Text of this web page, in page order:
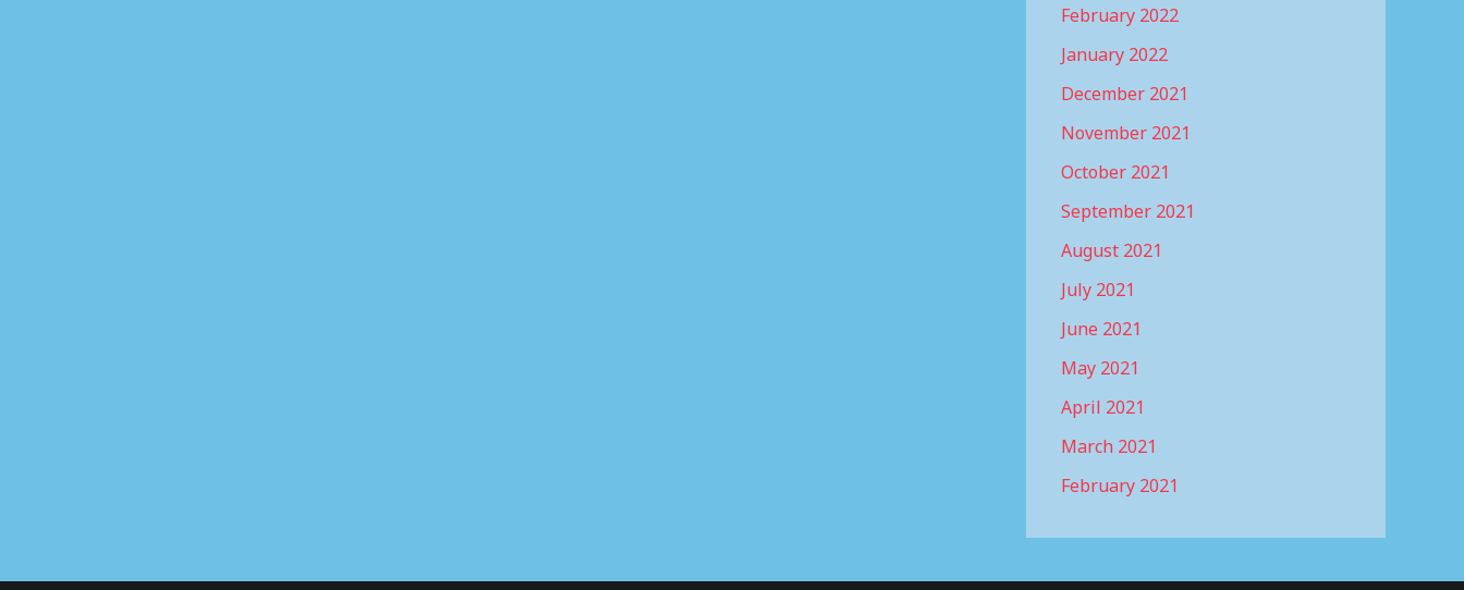
February 2022
January 2022
December 2021
November 2021
October 2021
September 2021
August 2021
July 2021
June 2021
May 2021
April 2021
March 2021
February 2021